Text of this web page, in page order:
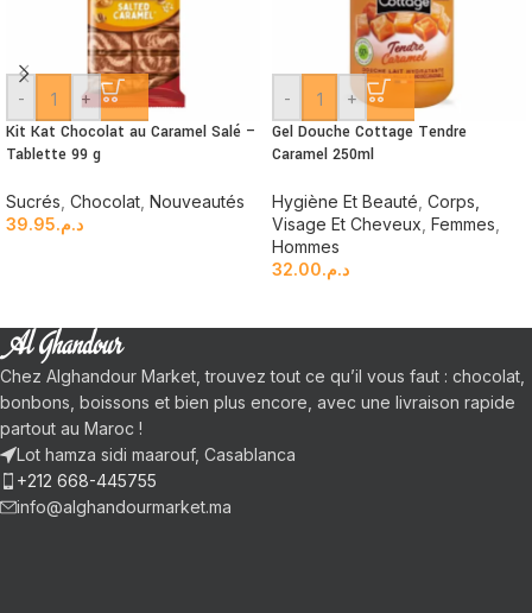
- +
Kit Kat Chocolat au Caramel Salé –
Tablette 99 g
Sucrés, Chocolat, Nouveautés
د.م.39.95
- +
Gel Douche Cottage Tendre
Caramel 250ml
Hygiène Et Beauté, Corps,
Visage Et Cheveux, Femmes,
Hommes
د.م.32.00
Chez Alghandour Market, trouvez tout ce qu’il vous faut : chocolat,
bonbons, boissons et bien plus encore, avec une livraison rapide
partout au Maroc !
Lot hamza sidi maarouf, Casablanca
+212 668-445755
info@alghandourmarket.ma